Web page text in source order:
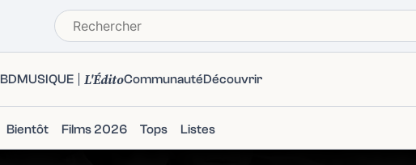
BDMUSIQUE L'ÉditoCommunautéDécouvrir
Bientôt Films 2026 Tops Listes